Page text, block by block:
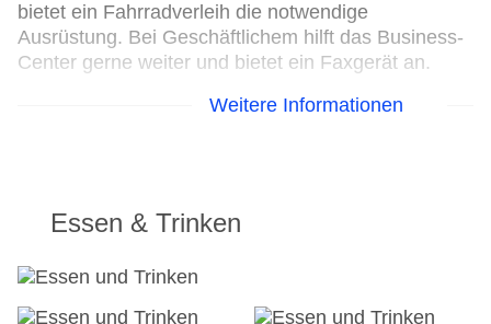
bietet ein Fahrradverleih die notwendige
Ausrüstung. Bei Geschäftlichem hilft das Business-
Center gerne weiter und bietet ein Faxgerät an.
Konferenzraum
Garage
Hotelsafe
WLAN/WiFi im Hotel
Weitere Informationen
Essen & Trinken